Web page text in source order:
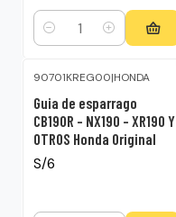
Cantidad
90701KREG00|HONDA
Guia de esparrago
CB190R – NX190 – XR190 Y
OTROS Honda Original
S/6